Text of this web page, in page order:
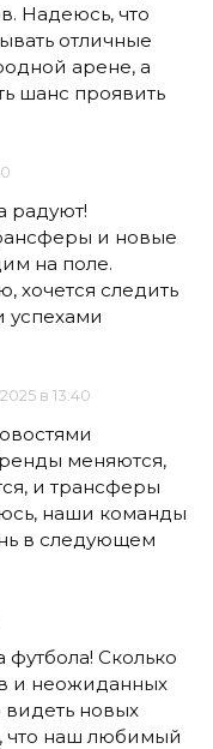
Надеюсь, что
отличные
арене, а
шанс проявить
радуют!
и новые
на поле.
хочется следить
в 13:40
меняются,
и трансферы
наши команды
в следующем
Сколько
и неожиданных
видеть новых
что наш любимый